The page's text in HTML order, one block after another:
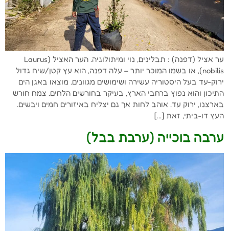
ער אציל (דפנה) : תבלינים, נוי ומיתולוגיה. הער האציל (Laurus
nobilis), או בשמו המוכר יותר – עלה דפנה, הוא עץ קטן/שיח גדול
ירוק-עד בעל היסטוריה עשירה ושימושים מגוונים. מוצאו באגן הים
התיכון והוא נפוץ ברחבי הארץ, בעיקר בחורשים הלחים. צמח חורש
בארצנו, ירוק עד. אוהב לחות אך גם יצליח באיזורים חמים ויבשים.
העץ דו-ביתי, זאת […]
ערבה בוכייה (ערבת בבל)